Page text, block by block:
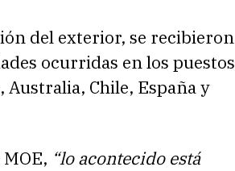
del exterior, se recibieron
ocurridas en los puestos
Chile, España y
“lo acontecido está